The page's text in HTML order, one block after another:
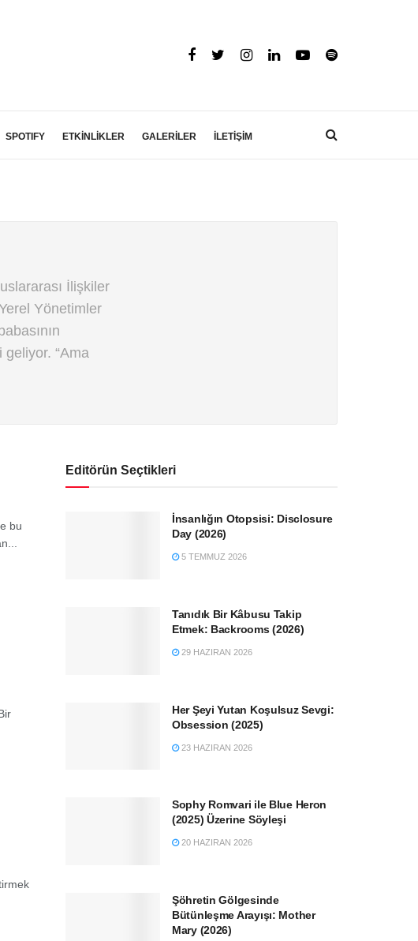
SPOTIFY ETKİNLİKLER GALERİLER İLETİŞİM
İlişkiler
Yönetimler
geliyor. “Ama
bu
Editörün Seçtikleri
İnsanlığın Otopsisi: Disclosure
Day (2026)
5 TEMMUZ 2026
Tanıdık Bir Kâbusu Takip
Etmek: Backrooms (2026)
29 HAZIRAN 2026
Her Şeyi Yutan Koşulsuz Sevgi:
Obsession (2025)
23 HAZIRAN 2026
Sophy Romvari ile Blue Heron
(2025) Üzerine Söyleşi
20 HAZIRAN 2026
Şöhretin Gölgesinde
Bütünleşme Arayışı: Mother
Mary (2026)